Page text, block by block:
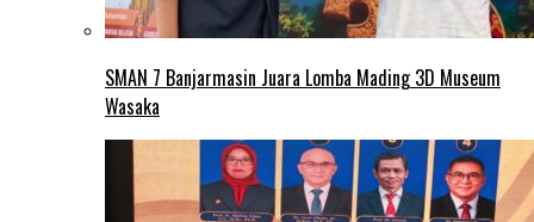
SMAN 7 Banjarmasin Juara Lomba Mading 3D Museum
Wasaka